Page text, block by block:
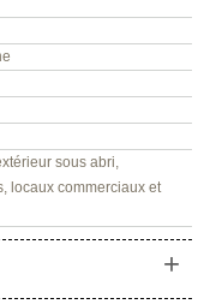
sous abri,
locaux commerciaux et
+